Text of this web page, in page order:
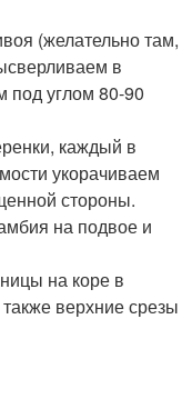
(желательно там,
в
под углом 80-90
каждый в
укорачиваем
стороны.
на подвое и
на коре в
верхние срезы